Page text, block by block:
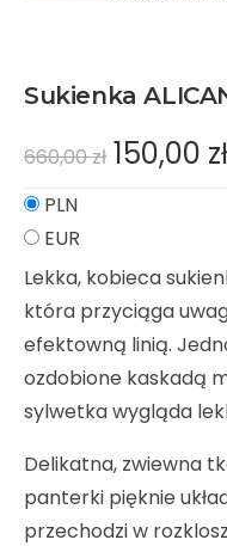
Sukienka
660,00zł 150,00 zł
PLN
EUR
Lekka, kobieca
która przyciąga
efektowną linią.
ozdobione kaskadą
sylwetka wygląda
Delikatna, zwiewna
panterki pięknie
przechodzi w